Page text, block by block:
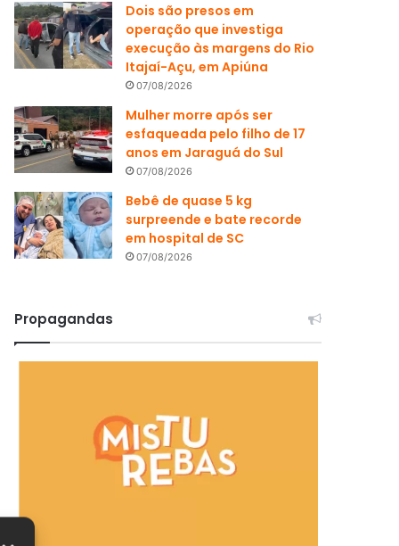
Dois são presos em
operação que investiga
execução às margens do Rio
Itajaí-Açu, em Apiúna
07/08/2026
Mulher morre após ser
esfaqueada pelo filho de 17
anos em Jaraguá do Sul
07/08/2026
Bebê de quase 5 kg
surpreende e bate recorde
em hospital de SC
07/08/2026
Propagandas